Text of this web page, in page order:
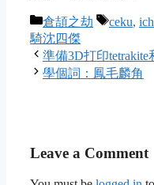
Categories
倉頡之劫 Tags
ceku,
騎沈四傑
準備3D打印tetrakite
學個詞：鳳毛麟角
Leave a Comment